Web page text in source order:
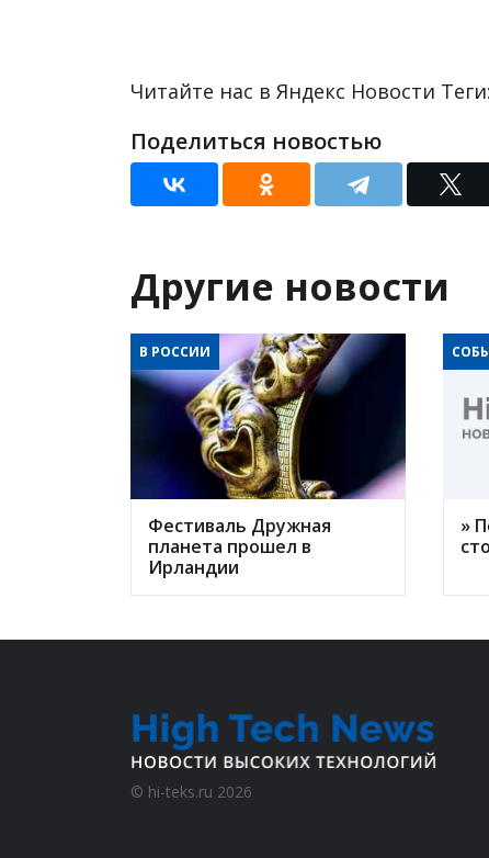
Читайте нас в Яндекс Новости
Поделиться новостью
Другие новости
В РОССИИ
Фестиваль Дружная
планета прошел в
Ирландии
»
© hi-teks.ru 2026